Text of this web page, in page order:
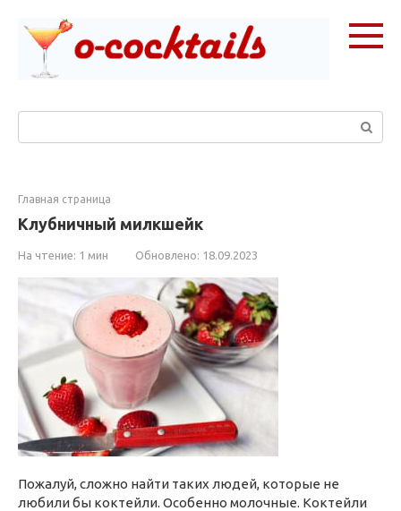
контенту
Главная страница
Клубничный милкшейк
На чтение: 1 мин Обновлено: 18.09.2023
Пожалуй, сложно найти таких людей, которые не
любили бы коктейли. Особенно молочные. Коктейли